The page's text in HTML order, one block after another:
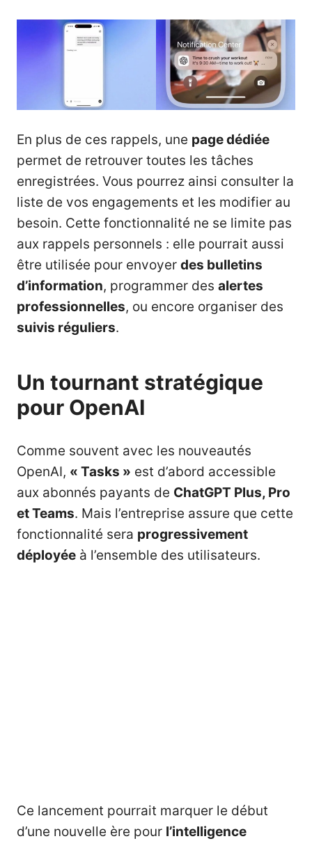
En plus de ces rappels, une page dédiée
permet de retrouver toutes les tâches
enregistrées. Vous pourrez ainsi consulter la
liste de vos engagements et les modifier au
besoin. Cette fonctionnalité ne se limite pas
aux rappels personnels : elle pourrait aussi
être utilisée pour envoyer des bulletins
d’information, programmer des alertes
professionnelles, ou encore organiser des
suivis réguliers.
Un tournant stratégique
pour OpenAI
Comme souvent avec les nouveautés
OpenAI, « Tasks » est d’abord accessible
aux abonnés payants de ChatGPT Plus, Pro
et Teams. Mais l’entreprise assure que cette
fonctionnalité sera progressivement
déployée à l’ensemble des utilisateurs.
Ce lancement pourrait marquer le début
d’une nouvelle ère pour l’intelligence